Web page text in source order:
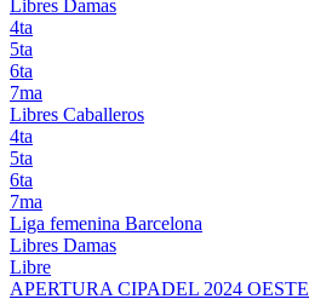
Libres Damas
4ta
5ta
6ta
7ma
Libres Caballeros
4ta
5ta
6ta
7ma
Liga femenina Barcelona
Libres Damas
Libre
APERTURA CIPADEL 2024 OESTE